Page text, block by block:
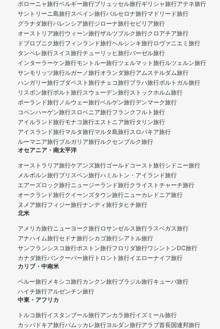
ボローニャ旅行ベルギー旅行ブリュッセル旅行ギリシャ旅行アテネ旅行
サントリーニ島旅行スペイン旅行バルセロナ旅行マドリード旅行
グラナダ旅行バレンシア旅行ジローナ旅行セビリア旅行
オーストリア旅行ウィーン旅行ザルツブルク旅行クロアチア旅行
ドブロブニク旅行フィンランド旅行ヘルシンキ旅行ロヴァニエミ旅行
タンペレ旅行スイス旅行チューリッヒ旅行バーゼル旅行
インターラーケン旅行モントルー旅行ツェルマット旅行ルツェルン旅行
サンモリッツ旅行ルガーノ旅行オランダ旅行アムステルダム旅行
ハンガリー旅行ブダペスト旅行チェコ旅行プラハ旅行ポルトガル旅行
リスボン旅行ポルト旅行スウェーデン旅行ストックホルム旅行
ポーランド旅行ノルウェー旅行ベルゲン旅行デンマーク旅行
コペンハーゲン旅行スロベニア旅行フランクフルト旅行
アイルランド旅行モナコ旅行エストニア旅行タリン旅行
アイスランド旅行マルタ旅行マルタ島旅行スロバキア旅行
ルーマニア旅行ブルガリア旅行ルクセンブルク旅行
オセアニア・南太平洋
オーストラリア旅行ケアンズ旅行ゴールドコースト旅行シドニー旅行
メルボルン旅行ブリスベン旅行ハミルトン・アイランド旅行
エアーズロック旅行ニュージーランド旅行クライストチャーチ旅行
オークランド旅行クイーンズタウン旅行ニューカレドニア旅行
ヌメア旅行フィジー旅行ナンディ旅行タヒチ旅行
北米
アメリカ旅行ニューヨーク旅行ロサンゼルス旅行ラスベガス旅行
アナハイム旅行セドナ旅行シカゴ旅行シアトル旅行
サンフランシスコ旅行ボストン旅行フロリダ旅行ワシントンDC旅行
カナダ旅行バンクーバー旅行 トロント旅行イエローナイフ旅行
カリブ・中南米
ペルー旅行メキシコ旅行カンクン旅行ブラジル旅行キューバ旅行
ハイチ旅行アルゼンチン旅行
中東・アフリカ
トルコ旅行イスタンブール旅行アンカラ旅行イズミール旅行
カッパドキア旅行パムッカレ旅行ヨルダン旅行アラブ首長国連邦旅行